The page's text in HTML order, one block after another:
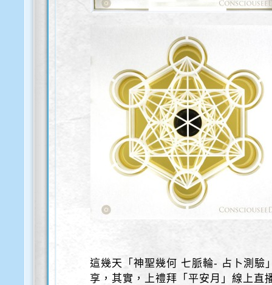
這幾天「神聖幾何 七脈輪- 占卜測驗
享，其實，上禮拜「平安月」線上直